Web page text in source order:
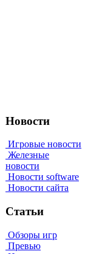
Новости
Игровые новости
Железные
новости
Новости software
Новости сайта
Статьи
Обзоры игр
Превью